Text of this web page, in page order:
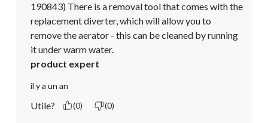
190843) There is a removal tool that comes with the
replacement diverter, which will allow you to
remove the aerator - this can be cleaned by running
it under warm water.
product expert
il y a un an
Utile? (0) (0)